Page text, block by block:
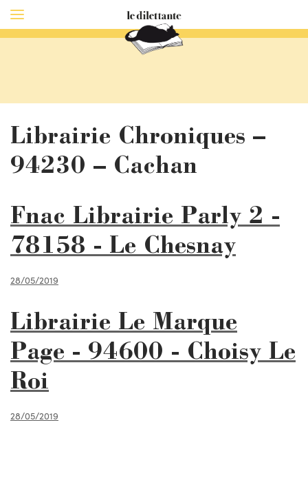
Librairie Chroniques –
94230 – Cachan
Fnac Librairie Parly 2 -
78158 - Le Chesnay
28/05/2019
Librairie Le Marque
Page - 94600 - Choisy Le
Roi
28/05/2019